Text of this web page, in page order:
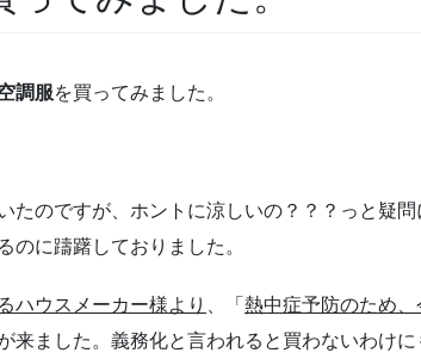
調服を買ってみました。
たのですが、ホントに涼しいの？？？っと疑
のに躊躇しておりました。
ハウスメーカー様より 、「 熱中症予防のため
来ました。義務化と言われると買わないわけ